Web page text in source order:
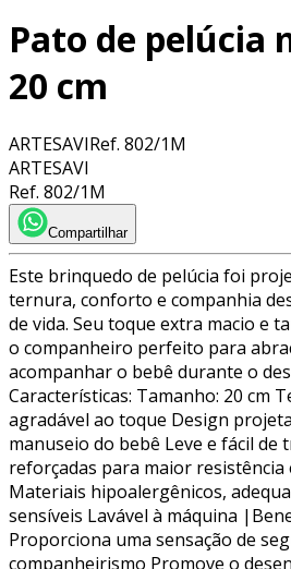
Pato de pelúcia
20 cm
ARTESAVIRef. 802/1M
ARTESAVI
Ref. 802/1M
Compartilhar
Este brinquedo de pelúcia foi
ternura, conforto e companhia
de vida. Seu toque extra macio e
o companheiro perfeito para
acompanhar o bebê durante o
Características: Tamanho: 20 cm
agradável ao toque Design
manuseio do bebê Leve e fácil
reforçadas para maior resistência
Materiais hipoalergênicos,
sensíveis Lavável à máquina
Proporciona uma sensação de
companheirismo Promove o